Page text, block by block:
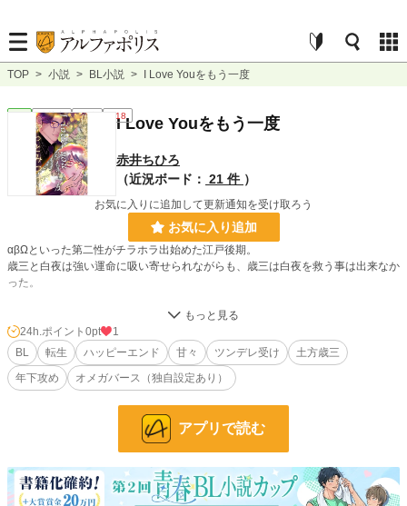
TOP > 小説 > BL小説 > I Love Youをもう一度
連載中 長編 R18
I Love Youをもう一度
赤井ちひろ
（近況ボード： 21 件 ）
お気に入りに追加して更新通知を受け取ろう
お気に入り追加
αβΩといった第二性がチラホラ出始めた江戸後期。
歳三と白夜は強い運命に吸い寄せられながらも、歳三は白夜を救う事は出来なか
った。
土方の記憶を持ったまま転生を繰り返し、白夜に会えないまま2050年の東京に
教師として転生していた生方誠は、そこで一人の男とすれ違う。
土方の記憶はそれを白夜【玲音】だと認定して……
228,793 位 / 228,793 件
31,417 位 / 31,417 件
お気に入り 23
24h.ポイント 0 pt
24h.ポイント 0pt
1
BL
転生 ハッピーエンド 甘々 ツンデレ受け
土方歳三
年下攻め
オメガバース（独自設定あり）
アプリで読む